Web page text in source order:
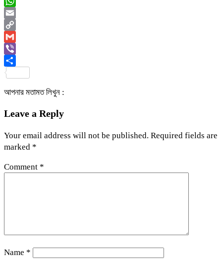
WhatsApp
Email
Copy
Link
Gmail
Viber
আপনার মতামত লিখুন :
Leave a Reply
Your email address will not be published. Required fields are
marked *
Comment *
Name *